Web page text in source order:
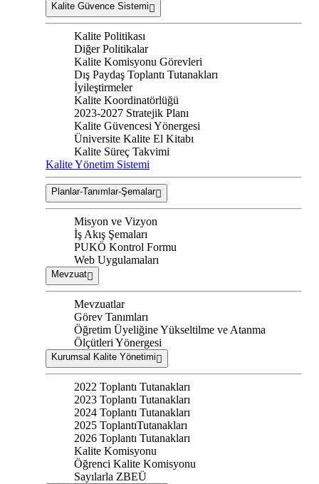
Kalite Güvence Sistemi
Kalite Politikası
Diğer Politikalar
Kalite Komisyonu Görevleri
Dış Paydaş Toplantı Tutanakları
İyileştirmeler
Kalite Koordinatörlüğü
2023-2027 Stratejik Planı
Kalite Güvencesi Yönergesi
Üniversite Kalite El Kitabı
Kalite Süreç Takvimi
Kalite Yönetim Sistemi
Planlar-Tanımlar-Şemalar
Misyon ve Vizyon
İş Akış Şemaları
PUKÖ Kontrol Formu
Web Uygulamaları
Mevzuat
Mevzuatlar
Görev Tanımları
Öğretim Üyeliğine Yükseltilme ve Atanma
Ölçütleri Yönergesi
Kurumsal Kalite Yönetimi
2022 Toplantı Tutanakları
2023 Toplantı Tutanakları
2024 Toplantı Tutanakları
2025 ToplantıTutanakları
2026 Toplantı Tutanakları
Kalite Komisyonu
Öğrenci Kalite Komisyonu
Sayılarla ZBEÜ